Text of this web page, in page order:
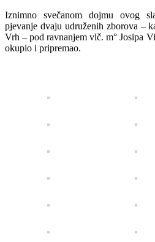
Iznimno svečanom dojmu ovog
pjevanje dvaju udruženih zborova –
Vrh – pod ravnanjem vlč. m° Josipa
okupio i pripremao.